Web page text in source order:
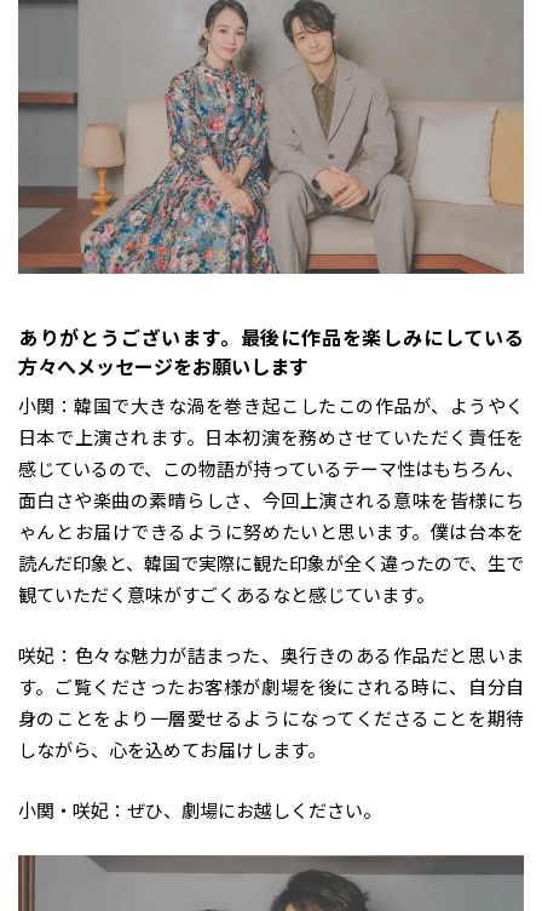
――ありがとうございます。最後に作品を楽しみにしている
方々へメッセージをお願いします
小関：韓国で大きな渦を巻き起こしたこの作品が、ようやく
日本で上演されます。日本初演を務めさせていただく責任を
感じているので、この物語が持っているテーマ性はもちろん、
面白さや楽曲の素晴らしさ、今回上演される意味を皆様にち
ゃんとお届けできるように努めたいと思います。僕は台本を
読んだ印象と、韓国で実際に観た印象が全く違ったので、生で
観ていただく意味がすごくあるなと感じています。
咲妃：色々な魅力が詰まった、奥行きのある作品だと思いま
す。ご覧くださったお客様が劇場を後にされる時に、自分自
身のことをより一層愛せるようになってくださることを期待
しながら、心を込めてお届けします。
小関・咲妃：ぜひ、劇場にお越しください。